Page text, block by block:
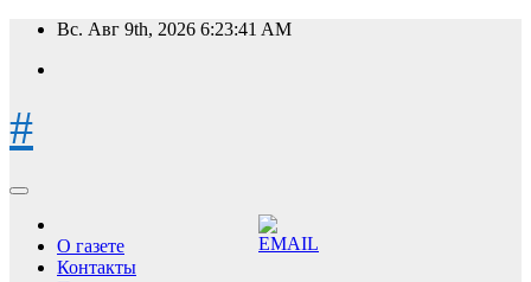
Перейти
содержимому
Вс. Авг 9th, 2026 6:23:42 AM
#
О газете
Контакты